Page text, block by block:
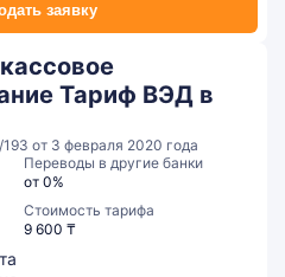
заявку
Тариф ВЭД в
от 3 февраля 2020 года
Переводы в другие банки
от 0%
Стоимость тарифа
9 600 ₸